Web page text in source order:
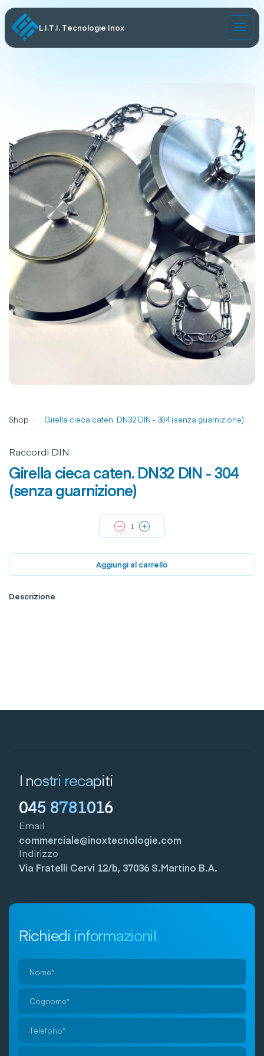
L.I.T.I. Tecnologie Inox
Shop Girella cieca caten. DN32 DIN - 304 (senza guarnizione)
Raccordi DIN
Girella cieca caten. DN32 DIN - 304
(senza guarnizione)
Aggiungi al carrello
Descrizione
I nostri recapiti
045 8781016
Email
commerciale@inoxtecnologie.com
Indirizzo
Via Fratelli Cervi 12/b, 37036 S.Martino B.A.
Richiedi informazioni!